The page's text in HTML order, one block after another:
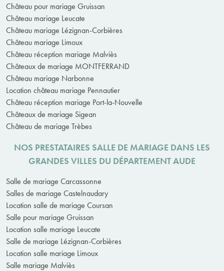
Château pour mariage Gruissan
Château mariage Leucate
Château mariage Lézignan-Corbières
Château mariage Limoux
Château réception mariage Malviès
Châteaux de mariage MONTFERRAND
Château mariage Narbonne
Location château mariage Pennautier
Château réception mariage Port-la-Nouvelle
Châteaux de mariage Sigean
Château de mariage Trèbes
NOS PRESTATAIRES SALLE DE MARIAGE DANS LES
GRANDES VILLES DU DÉPARTEMENT AUDE
Salle de mariage Carcassonne
Salles de mariage Castelnaudary
Location salle de mariage Coursan
Salle pour mariage Gruissan
Location salle mariage Leucate
Salle de mariage Lézignan-Corbières
Location salle mariage Limoux
Salle mariage Malviès